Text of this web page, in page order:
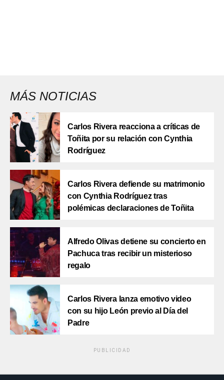
MÁS NOTICIAS
Carlos Rivera reacciona a críticas de
Toñita por su relación con Cynthia
Rodríguez
Carlos Rivera defiende su matrimonio
con Cynthia Rodríguez tras
polémicas declaraciones de Toñita
Alfredo Olivas detiene su concierto en
Pachuca tras recibir un misterioso
regalo
Carlos Rivera lanza emotivo video
con su hijo León previo al Día del
Padre
PUBLICIDAD